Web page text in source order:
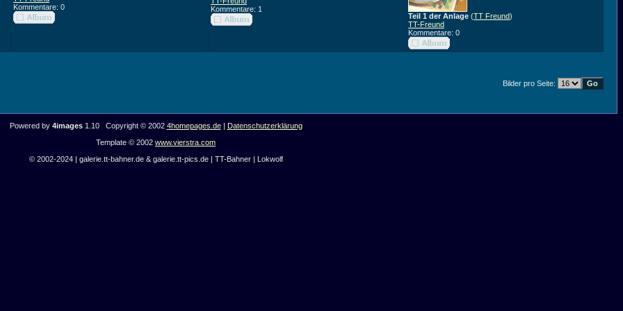
Kommentare: 0
Kommentare: 1
Teil 1 der Anlage (TT Freund)
TT-Freund
Kommentare: 0
Bilder pro Seite:
Powered by 4images1.10 Copyright © 2002 4homepages.de| Datenschutzerklärung
Template © 2002 www.vierstra.com
© 2002-2024 | galerie.tt-bahner.de & galerie.tt-pics.de | TT-Bahner | Lokwolf